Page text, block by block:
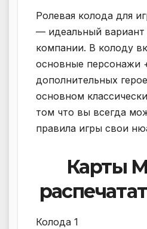
Ролевая колода для
— идеальный вариант
компании. В колоду
основные персонажи
дополнительных
основном
том что вы всегда
правила игры свои
Карты
Колода 1